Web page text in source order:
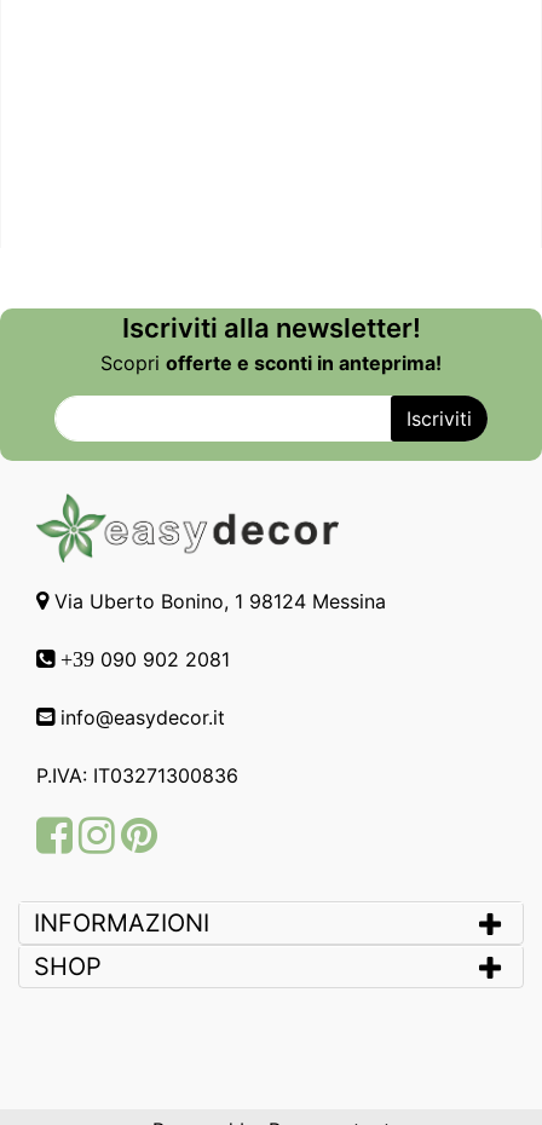
Iscriviti alla newsletter!
Scopri offerte e sconti in anteprima!
Via Uberto Bonino, 1 98124 Messina
+39 090 902 2081
info@easydecor.it
P.IVA: IT03271300836
FacebookInstagram
Pinterest
INFORMAZIONI
SHOP